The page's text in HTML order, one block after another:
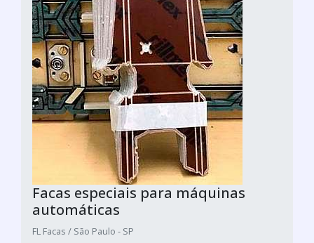
Facas especiais para máquinas
automáticas
FL Facas / São Paulo - SP